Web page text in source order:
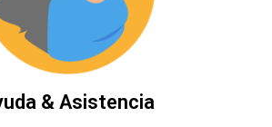
& Asistencia